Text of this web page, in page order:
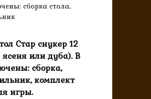
сборка стола,
Стар снукер 12
или дуба). В
сборка,
комплект
игры.